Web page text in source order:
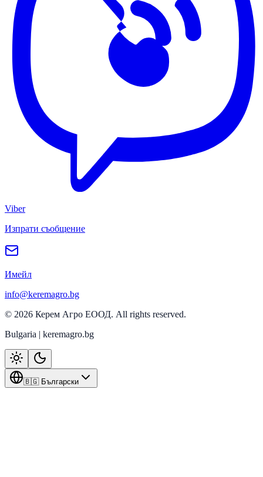
Viber
Изпрати съобщение
Имейл
info@keremagro.bg
© 2026 Керем Агро ЕООД. All rights reserved.
Bulgaria | keremagro.bg
🇧🇬 Български